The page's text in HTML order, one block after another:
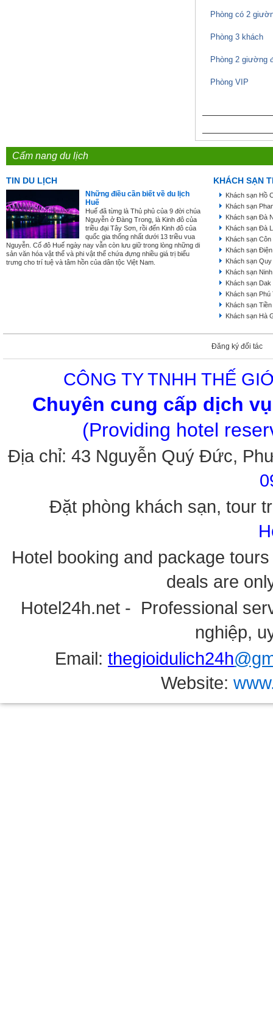
Phòng có 2
Phòng 3 khách
Phòng 2 giường
Phòng VIP
Cẩm nang du lịch
TIN DU LỊCH
Những điều cần biết về du lịch
Huế
Huế đã từng là Thủ phủ của 9 đời chúa
Nguyễn ở Đàng Trong, là Kinh đô của
triều đại Tây Sơn, rồi đến Kinh đô của
quốc gia thống nhất dưới 13 triều vua
Nguyễn. Cố đô Huế ngày nay vẫn còn lưu giữ trong lòng những di
sản văn hóa vật thể và phi vật thể chứa đựng nhiều giá trị biểu
trưng cho trí tuệ và tâm hồn của dân tộc Việt Nam.
KHÁCH SẠN
Khách sạn Hồ
Khách sạn
Khách sạn Đà
Khách sạn Đà
Khách sạn
Khách sạn
Khách sạn
Khách sạn
Khách sạn Dak
Khách sạn Phú
Khách sạn
Khách sạn Hà
Đăng ký đối tác
CÔNG TY TNHH THẾ
Chuyên cung cấp dịch
(Providing hotel
Địa chỉ: 43 Nguyễn Quý Đức,
Đặt phòng khách sạn, tour
Hotel booking and package
deals are
Hotel24h.net - Professional
nghiệp,
Email: thegioidulich24h
Website: